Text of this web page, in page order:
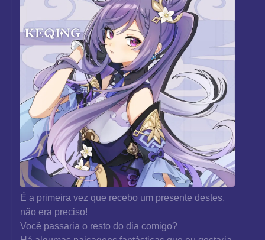
É a primeira vez que recebo um presente destes,
não era preciso!
Você passaria o resto do dia comigo?